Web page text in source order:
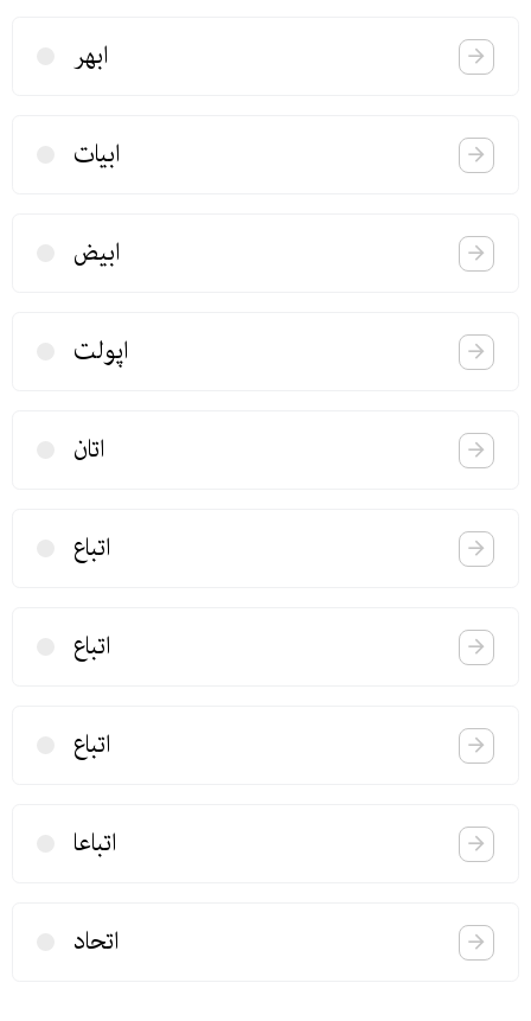
ابهر
ابیات
ابیض
اپولت
اتان
اتباع
اتباع
اتباع
اتباعا
اتحاد